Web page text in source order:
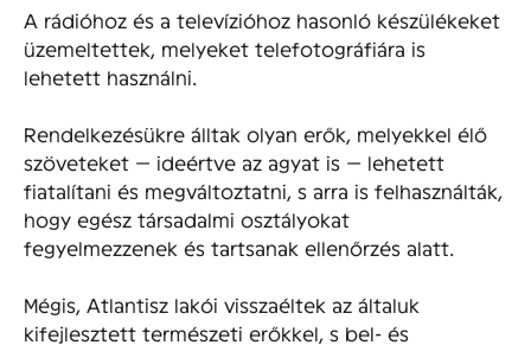
A rádióhoz és a televízióhoz hasonló készülékeket
üzemeltettek, melyeket telefotográfiára is
lehetett használni.
Rendelkezésükre álltak olyan erők, melyekkel élő
szöveteket — ideértve az agyat is — lehetett
fiatalítani és megváltoztatni, s arra is felhasználták,
hogy egész társadalmi osztályokat
fegyelmezzenek és tartsanak ellenőrzés alatt.
Mégis, Atlantisz lakói visszaéltek az általuk
kifejlesztett természeti erőkkel, s bel- és